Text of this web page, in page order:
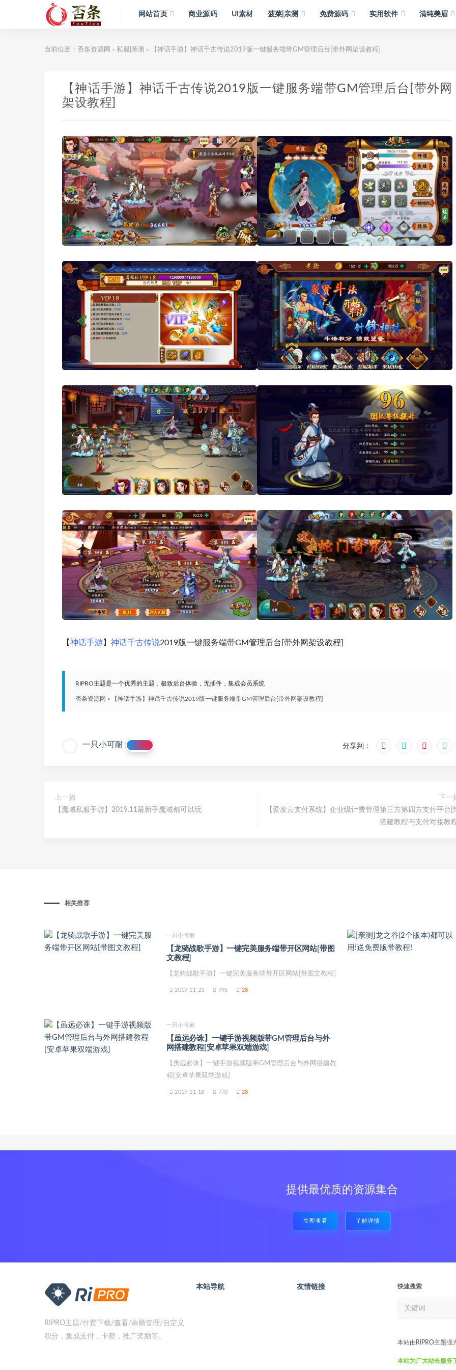
网站首页 商业源码 UI素材 菠菜|亲测 免费源码 实用软件 清纯美眉
当前位置： 否条资源网 > 私服|亲测 > 【神话手游】神话千古传说2019版一键服务端带GM管理后台[带外网架设教程]
【神话手游】神话千古传说2019版一键服务端带GM管理后台[带外网
架设教程]
【神话手游】 神话千古传说2019版一键服务端带GM管理后台[带外网架设教程]
RIPRO主题是一个优秀的主题，极致后台体验，无插件，集成会员系统
否条资源网 » 【神话手游】神话千古传说2019版一键服务端带GM管理后台[带外网架设教程]
一只小可耐 VIP 分享到：
上一篇
【魔域私服手游】2019.11最新手魔域都可以玩
下一
【爱发云支付系统】企业级计费管理第三方第四方支付平台[
搭建教程与支付对接教
相关推荐
一只小可耐
【龙骑战歌手游】一键完美服务端带开区网站[带图
文教程]
【龙骑战歌手游】一键完美服务端带开区网站[带图文教程]
2019-11-23 795 28
一只小可耐
【虽远必诛】一键手游视频版带GM管理后台与外
网搭建教程[安卓苹果双端游戏]
【虽远必诛】一键手游视频版带GM管理后台与外网搭建教
程[安卓苹果双端游戏]
2019-11-18 770 28
提供最优质的资源集合
立即查看 了解详情
RIPRO主题/付费下载/查看/余额管理/自定义
积分，集成支付，卡密，推广奖励等。
本站导航 友情链接 快速搜索
本站由RIPRO主题强
本站为广大站长服务